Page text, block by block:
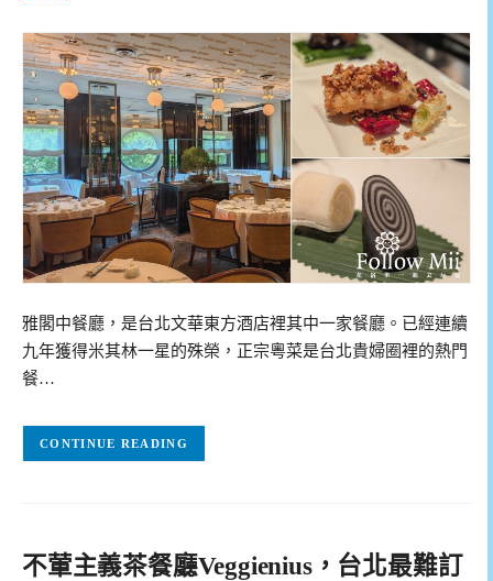
雅閣中餐廳，是台北文華東方酒店裡其中一家餐廳。已經連續
九年獲得米其林一星的殊榮，正宗粵菜是台北貴婦圈裡的熱門
餐…
CONTINUE READING
不葷主義茶餐廳Veggienius，台北最難訂